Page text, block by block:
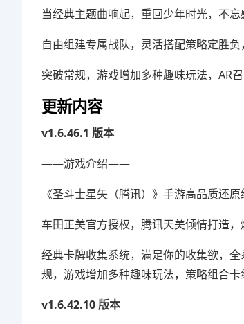
当经典主题曲响起，重回少年时光，不
自由组建专属战队，灵活搭配策略定胜负
突破常规，游戏增加多种趣味玩法，AR
更新内容
v1.6.46.1 版本
——游戏介绍——
《圣斗士星矢（腾讯）》手游高品质还
车田正美官方授权，腾讯天美倾情打造，
经典卡牌收集系统，满足你的收集欲，
规，游戏增加多种趣味玩法，策略组合卡
v1.6.42.10 版本